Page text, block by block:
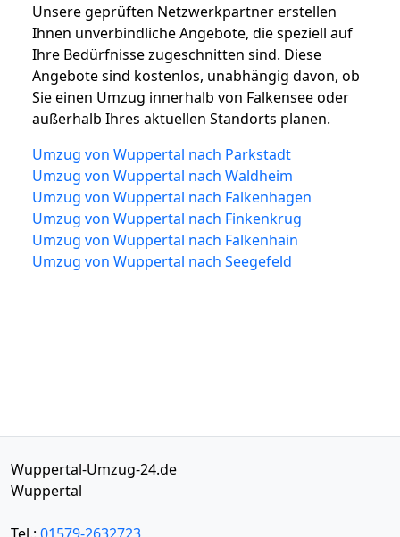
Unsere geprüften Netzwerkpartner erstellen
Ihnen unverbindliche Angebote, die speziell auf
Ihre Bedürfnisse zugeschnitten sind. Diese
Angebote sind kostenlos, unabhängig davon, ob
Sie einen Umzug innerhalb von Falkensee oder
außerhalb Ihres aktuellen Standorts planen.
Umzug von Wuppertal nach Parkstadt
Umzug von Wuppertal nach Waldheim
Umzug von Wuppertal nach Falkenhagen
Umzug von Wuppertal nach Finkenkrug
Umzug von Wuppertal nach Falkenhain
Umzug von Wuppertal nach Seegefeld
Wuppertal-Umzug-24.de
Wuppertal
Tel.: 01579-2632723